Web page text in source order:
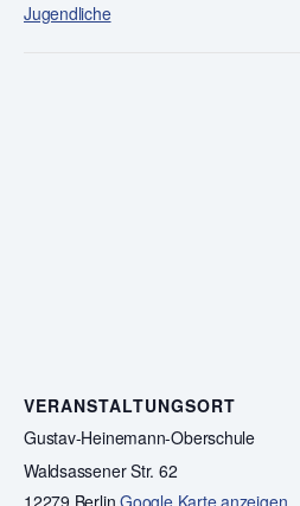
Jugendliche
VERANSTALTUNGSORT
Gustav-Heinemann-Oberschule
Waldsassener Str. 62
12279 BerlinGoogle Karte anzeigen